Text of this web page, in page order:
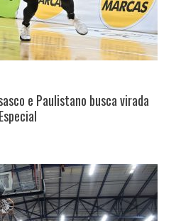
e Paulistano busca virada